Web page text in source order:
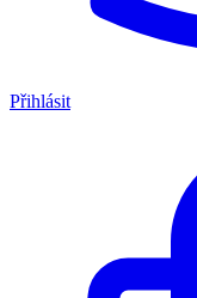
Přihlásit